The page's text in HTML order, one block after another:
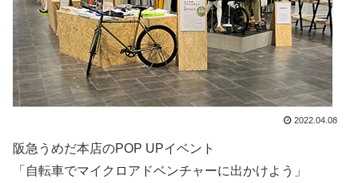
2022.04.08
阪急うめだ本店のPOP UPイベント
「自転車でマイクロアドベンチャーに出かけよう」